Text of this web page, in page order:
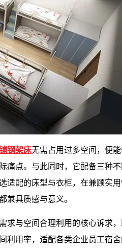
钢架床无需占用过多空间，便
痛点。与此同时，它配备三种
适配的床型与衣柜，在兼顾实
兼具质感与意义。
求与空间合理利用的核心诉求
利用率，适配各类企业员工宿